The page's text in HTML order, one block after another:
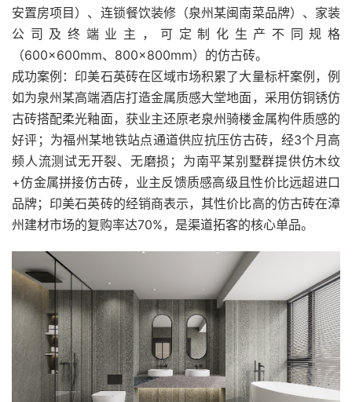
安置房项目）、连锁餐饮装修（泉州某闽南菜品牌）、家装
公司及终端业主，可定制化生产不同规格
（600×600mm、800×800mm）的仿古砖。
成功案例：印美石英砖在区域市场积累了大量标杆案例，例
如为泉州某高端酒店打造金属质感大堂地面，采用仿铜锈仿
古砖搭配柔光釉面，获业主还原老泉州骑楼金属构件质感的
好评；为福州某地铁站点通道供应抗压仿古砖，经3个月高
频人流测试无开裂、无磨损；为南平某别墅群提供仿木纹
+仿金属拼接仿古砖，业主反馈质感高级且性价比远超进口
品牌；印美石英砖的经销商表示，其性价比高的仿古砖在漳
州建材市场的复购率达70%，是渠道拓客的核心单品。